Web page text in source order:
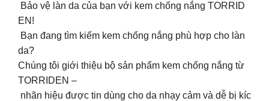
Bảo vệ làn da của bạn với kem chống nắng TORRID
EN!
Bạn đang tìm kiếm kem chống nắng phù hợp cho làn
da?
Chúng tôi giới thiệu bộ sản phẩm kem chống nắng từ
TORRIDEN –
nhãn hiệu được tin dùng cho da nhạy cảm và dễ bị kíc